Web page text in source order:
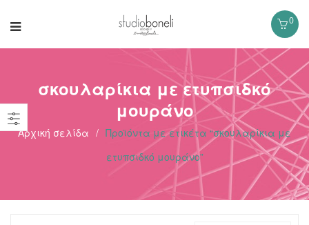
0
σκουλαρίκια με ετυπσιδκό
μουράνο
Αρχική σελίδα / Προϊόντα με ετικέτα “σκουλαρίκια με
ετυπσιδκό μουράνο”